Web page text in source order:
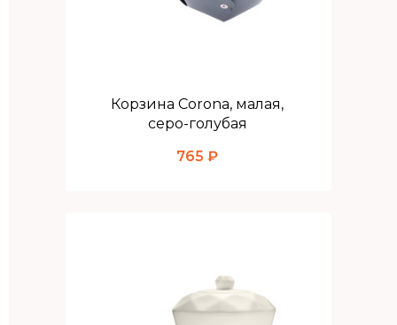
Корзина Corona, малая,
серо-голубая
765 ₽